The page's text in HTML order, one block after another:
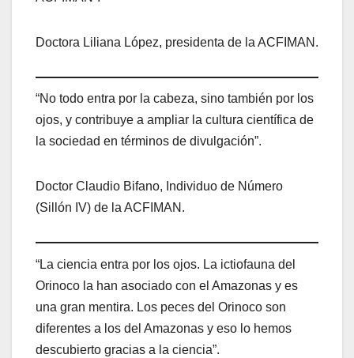
Doctora Liliana López, presidenta de la ACFIMAN.
“No todo entra por la cabeza, sino también por los
ojos, y contribuye a ampliar la cultura científica de
la sociedad en términos de divulgación”.
Doctor Claudio Bifano, Individuo de Número
(Sillón IV) de la ACFIMAN.
“La ciencia entra por los ojos. La ictiofauna del
Orinoco la han asociado con el Amazonas y es
una gran mentira. Los peces del Orinoco son
diferentes a los del Amazonas y eso lo hemos
descubierto gracias a la ciencia”.